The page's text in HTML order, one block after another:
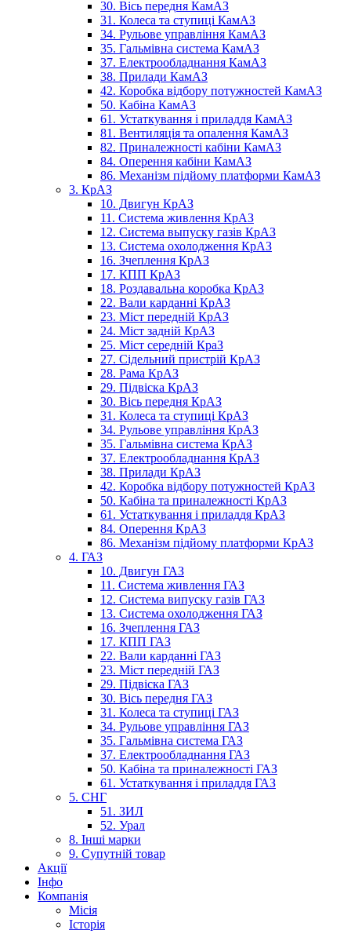
30. Вісь передня КамАЗ
31. Колеса та ступиці КамАЗ
34. Рульове управління КамАЗ
35. Гальмівна система КамАЗ
37. Електрообладнання КамАЗ
38. Прилади КамАЗ
42. Коробка відбору потужностей КамАЗ
50. Кабіна КамАЗ
61. Устаткування і приладдя КамАЗ
81. Вентиляція та опалення КамАЗ
82. Приналежності кабіни КамАЗ
84. Оперення кабіни КамАЗ
86. Механізм підйому платформи КамАЗ
3. КрАЗ
10. Двигун КрАЗ
11. Система живлення КрАЗ
12. Система выпуску газів КрАЗ
13. Система охолодження КрАЗ
16. Зчеплення КрАЗ
17. КПП КрАЗ
18. Роздавальна коробка КрАЗ
22. Вали карданні КрАЗ
23. Міст передній КрАЗ
24. Міст задній КрАЗ
25. Міст середній КраЗ
27. Сідельний пристрій КрАЗ
28. Рама КрАЗ
29. Підвіска КрАЗ
30. Вісь передня КрАЗ
31. Колеса та ступиці КрАЗ
34. Рульове управління КрАЗ
35. Гальмівна система КрАЗ
37. Електрообладнання КрАЗ
38. Прилади КрАЗ
42. Коробка відбору потужностей КрАЗ
50. Кабіна та приналежності КрАЗ
61. Устаткування і приладдя КрАЗ
84. Оперення КрАЗ
86. Механізм підйому платформи КрАЗ
4. ГАЗ
10. Двигун ГАЗ
11. Система живлення ГАЗ
12. Система випуску газів ГАЗ
13. Система охолодження ГАЗ
16. Зчеплення ГАЗ
17. КПП ГАЗ
22. Вали карданні ГАЗ
23. Міст передній ГАЗ
29. Підвіска ГАЗ
30. Вісь передня ГАЗ
31. Колеса та ступиці ГАЗ
34. Рульове управління ГАЗ
35. Гальмівна система ГАЗ
37. Електрообладнання ГАЗ
50. Кабіна та приналежності ГАЗ
61. Устаткування і приладдя ГАЗ
5. СНГ
51. ЗИЛ
52. Урал
8. Інші марки
9. Супутній товар
Акції
Інфо
Компанія
Місія
Історія